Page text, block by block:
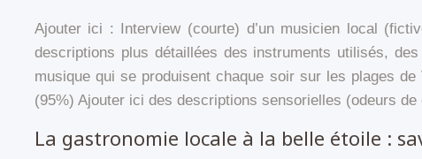
Ajouter ici : Interview (courte) d’un musicien local
descriptions plus détaillées des instruments utilisés,
musique qui se produisent chaque soir sur les plages
(95%) Ajouter ici des descriptions sensorielles (odeurs
La gastronomie locale à la belle étoile :